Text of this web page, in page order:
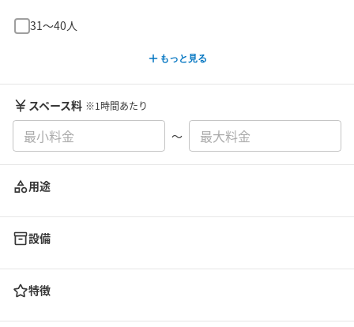
31〜40人
もっと見る
スペース料 ※1時間あたり
〜
用途
設備
特徴